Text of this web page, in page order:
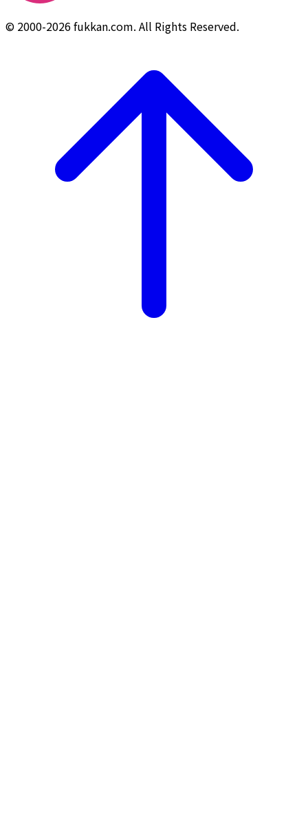
© 2000-2026 fukkan.com. All Rights Reserved.